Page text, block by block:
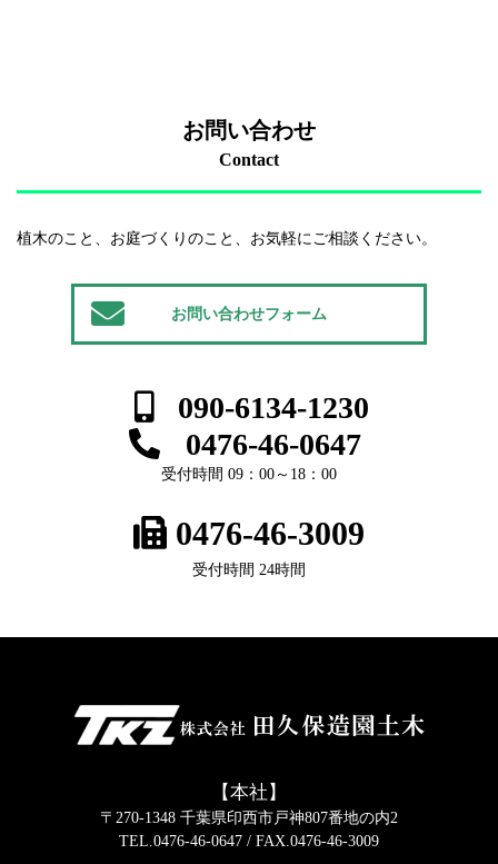
お問い合わせ
Contact
植木のこと、お庭づくりのこと、お気軽にご相談ください。
お問い合わせフォーム
090-6134-1230
0476-46-0647
受付時間 09：00～18：00
0476-46-3009
受付時間 24時間
【本社】
〒270-1348 千葉県印西市戸神807番地の内2
TEL.0476-46-0647 / FAX.0476-46-3009